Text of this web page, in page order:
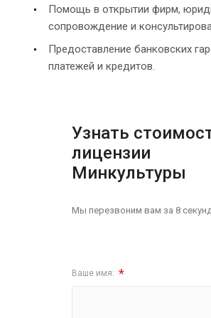
Помощь в открытии фирм,
сопровождение и
Предоставление банковских
платежей и кредитов.
Узнать
лицензии
Минкультуры
Мы перезвоним вам за 8
Ваше имя: *